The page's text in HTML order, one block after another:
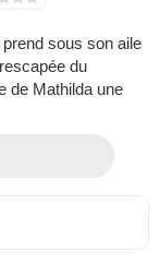
sous son aile
du
de Mathilda une